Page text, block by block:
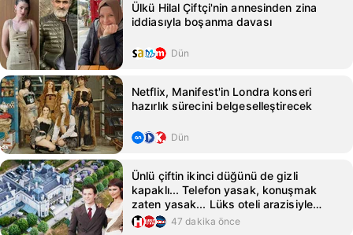
Ülkü Hilal Çiftçi'nin annesinden zina
iddiasıyla boşanma davası
Dün
Netflix, Manifest'in Londra konseri
hazırlık sürecini belgeselleştirecek
Dün
Ünlü çiftin ikinci düğünü de gizli
kapaklı... Telefon yasak, konuşmak
zaten yasak... Lüks oteli arazisiyle
birlikte kapattılar!
47 dakika önce